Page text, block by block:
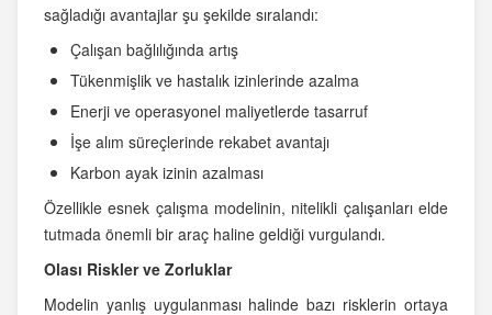
sağladığı avantajlar şu şekilde sıralandı:
Çalışan bağlılığında artış
Tükenmişlik ve hastalık izinlerinde azalma
Enerji ve operasyonel maliyetlerde tasarruf
İşe alım süreçlerinde rekabet avantajı
Karbon ayak izinin azalması
Özellikle esnek çalışma modelinin, nitelikli çalışanları elde
tutmada önemli bir araç haline geldiği vurgulandı.
Olası Riskler ve Zorluklar
Modelin yanlış uygulanması halinde bazı risklerin ortaya